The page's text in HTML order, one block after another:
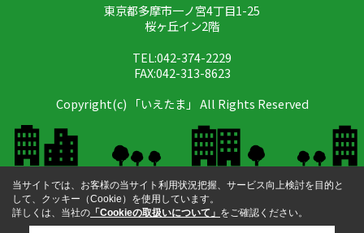
東京都多摩市一ノ宮4丁目1-25
桜ヶ丘イン2階
TEL:042-374-2229
FAX:042-313-8623
Copyright(c) 「いえたま」 All Rights Reserved
当サイトでは、お客様の当サイト利用状況把握、サービス向上検討を目的と
して、クッキー（Cookie）を使用しています。
詳しくは、当社の 「Cookieの取扱いについて」 をご確認ください。